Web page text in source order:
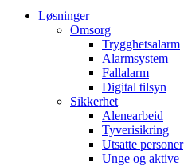
Løsninger
Omsorg
Trygghetsalarm
Alarmsystem
Fallalarm
Digital tilsyn
Sikkerhet
Alenearbeid
Tyverisikring
Utsatte personer
Unge og aktive